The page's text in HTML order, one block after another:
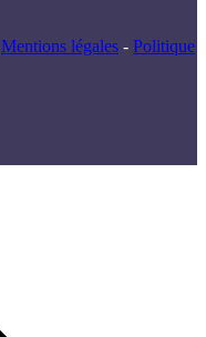
Mentions légales - Politique